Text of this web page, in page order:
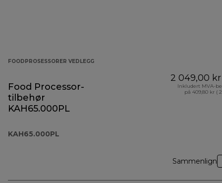
FOODPROSESSORER VEDLEGG
Food Processor-
tilbehør
KAH65.000PL
KAH65.000PL
2 049,00 kr
Inkludert MVA-
på 409,80 kr (
Sammenlign